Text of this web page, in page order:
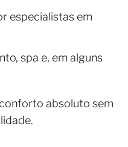
especialistas em
spa e, em alguns
absoluto sem